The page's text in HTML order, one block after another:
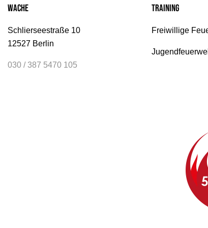
Wache
Schlierseestraße 10
12527 Berlin
030 / 387 5470 105
Training
Freiwillige